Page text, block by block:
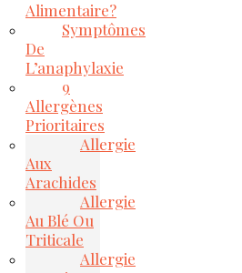
Alimentaire?
Symptômes
De
L’anaphylaxie
9
Allergènes
Prioritaires
Allergie
Aux
Arachides
Allergie
Au Blé Ou
Triticale
Allergie